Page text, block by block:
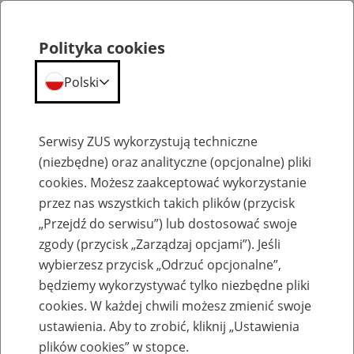
Archiwum konkursu
Znamy laureatów kolejnej edycji
konkursu „Projekt z ZUS” - edycja
Polityka cookies
Polski
Serwisy ZUS wykorzystują techniczne
(niezbędne) oraz analityczne (opcjonalne) pliki
cookies. Możesz zaakceptować wykorzystanie
przez nas wszystkich takich plików (przycisk
„Przejdź do serwisu”) lub dostosować swoje
zgody (przycisk „Zarządzaj opcjami”). Jeśli
wybierzesz przycisk „Odrzuć opcjonalne”,
będziemy wykorzystywać tylko niezbędne pliki
cookies. W każdej chwili możesz zmienić swoje
ustawienia. Aby to zrobić, kliknij „Ustawienia
plików cookies” w stopce.